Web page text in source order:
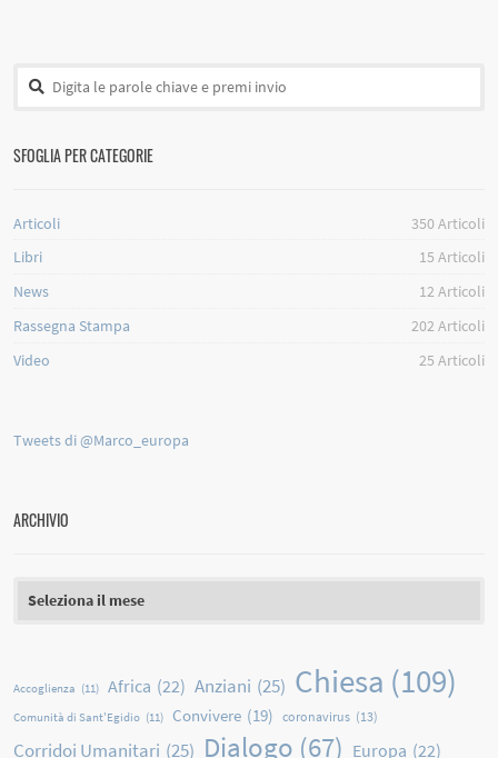
SFOGLIA PER CATEGORIE
Articoli 350Articoli
Libri
15 Articoli
News
12Articoli
Rassegna Stampa
202Articoli
Video
25 Articoli
Tweets di @Marco_europa
ARCHIVIO
Accoglienza (11) Africa (22) Anziani (25) Chiesa (109)
Comunità di Sant'Egidio (11) Convivere (19) coronavirus (13)
Corridoi Umanitari (25) Dialogo (67) Europa (22)